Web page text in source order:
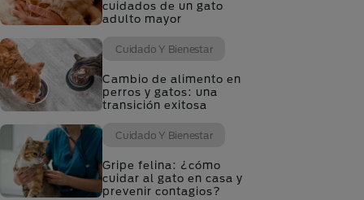
cuidados de un gato
adulto mayor
Cuidado Y Bienestar
Cambio de alimento en
perros y gatos: una
transición exitosa
Cuidado Y Bienestar
Gripe felina: ¿cómo
cuidar al gato en casa y
prevenir contagios?